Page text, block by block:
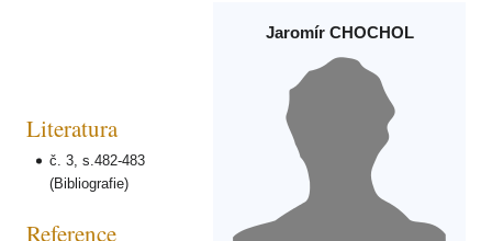
Jaromír CHOCHOL
Literatura
č. 3, s.482-483
(Bibliografie)
Reference